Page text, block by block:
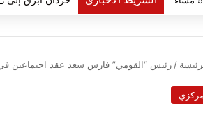
/ رئيس “القومي” فارس سعد عقد اجتماعين
مركزي